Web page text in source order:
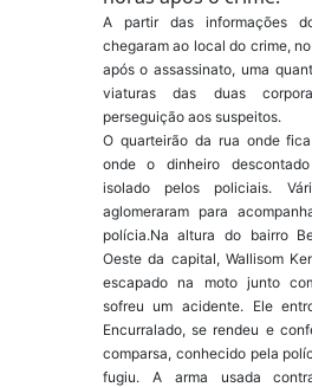
A partir das informações
chegaram ao local do crime,
após o assassinato, uma
viaturas das duas
perseguição aos suspeitos.
O quarteirão da rua onde
onde o dinheiro
isolado pelos policiais.
aglomeraram para
polícia.Na altura do bairro
Oeste da capital, Wallisom
escapado na moto junto
sofreu um acidente. Ele
Encurralado, se rendeu e
comparsa, conhecido pela
fugiu. A arma usada